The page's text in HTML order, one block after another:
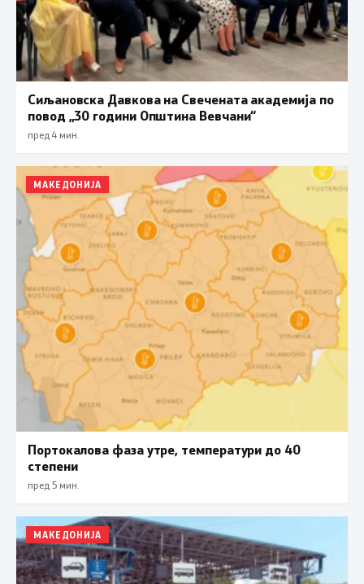
Сиљановска Давкова на Свечената академија по
повод „30 години Општина Вевчани“
пред 4 мин.
МАКЕДОНИЈА
Портокалова фаза утре, температури до 40
степени
пред 5 мин.
МАКЕДОНИЈА